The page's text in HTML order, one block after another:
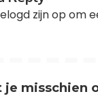
zijn op om
je misschien